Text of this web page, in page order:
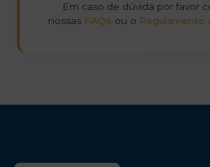
Em caso de dúvida por favor
nossas FAQs ou o Regulamento